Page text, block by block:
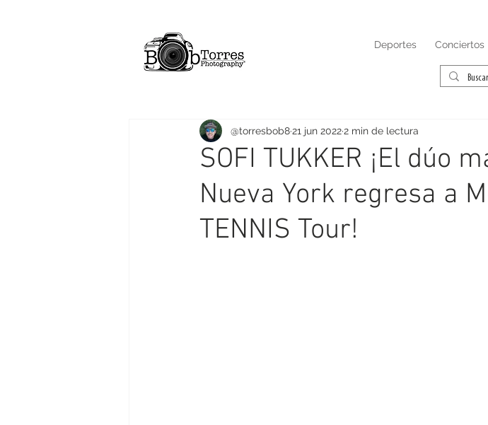
Deportes Conciertos
SOFI TUKKER ¡El dúo
Nueva York regresa a
TENNIS Tour!
@torresbob821 jun 20222 min de lectura